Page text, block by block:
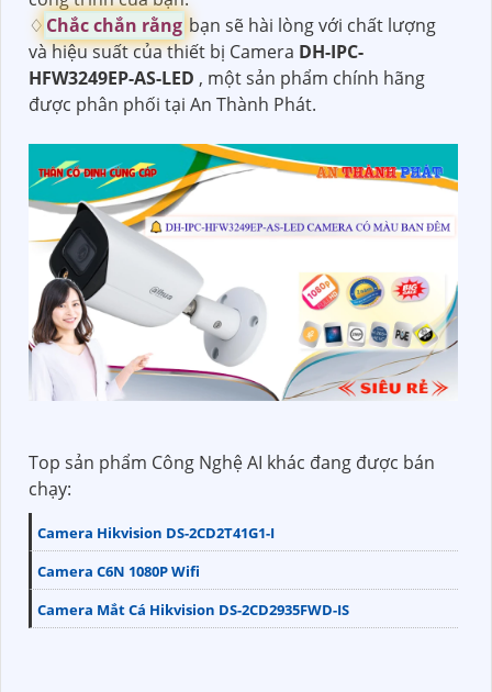
♢ Chắc chắn rằng bạn sẽ hài lòng với chất lượng
và hiệu suất của thiết bị Camera DH-IPC-
HFW3249EP-AS-LED , một sản phẩm chính hãng
được phân phối tại An Thành Phát.
Top sản phẩm Công Nghệ AI khác đang được bán
chạy:
Camera Hikvision DS-2CD2T41G1-I
Camera C6N 1080P Wifi
Camera Mắt Cá Hikvision DS-2CD2935FWD-IS